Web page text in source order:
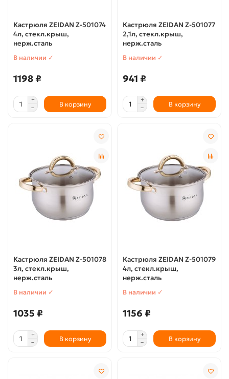
Кастрюля ZEIDAN Z-501074
4л, стекл.крыш,
нерж.сталь
В наличии ✓
1198 ₽
В корзину
Кастрюля ZEIDAN Z-501077
2,1л, стекл.крыш,
нерж.сталь
В наличии ✓
941 ₽
В корзину
Кастрюля ZEIDAN Z-501078
3л, стекл.крыш,
нерж.сталь
В наличии ✓
1035 ₽
В корзину
Кастрюля ZEIDAN Z-501079
4л, стекл.крыш,
нерж.сталь
В наличии ✓
1156 ₽
В корзину